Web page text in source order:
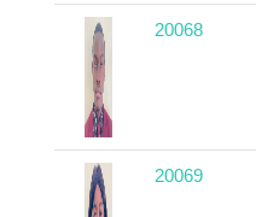
20068
20069